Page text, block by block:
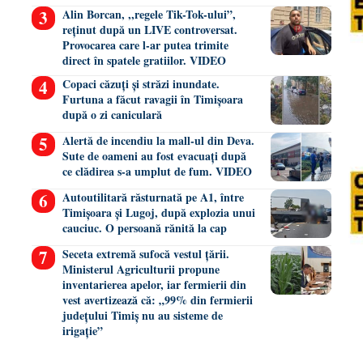
Alin Borcan, ,,regele Tik-Tok-ului”,
reținut după un LIVE controversat.
Provocarea care l-ar putea trimite
direct în spatele gratiilor. VIDEO
Copaci căzuți și străzi inundate.
Furtuna a făcut ravagii în Timișoara
după o zi caniculară
Alertă de incendiu la mall-ul din Deva.
Sute de oameni au fost evacuați după
ce clădirea s-a umplut de fum. VIDEO
Autoutilitară răsturnată pe A1, între
Timișoara și Lugoj, după explozia unui
cauciuc. O persoană rănită la cap
Seceta extremă sufocă vestul țării.
Ministerul Agriculturii propune
inventarierea apelor, iar fermierii din
vest avertizează că: „99% din fermierii
județului Timiș nu au sisteme de
irigație”